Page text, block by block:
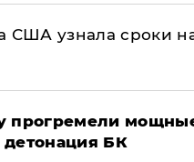
США узнала сроки
прогремели
БК